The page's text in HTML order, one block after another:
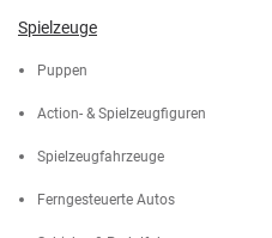
Wodka
Tequila
Weinbrand
Roller
Schwimmen
Jagdansitze & Tarnung
Spielhäuser
Trampoline
Sandkästen
Rutschen
Schaukeln
Spielzeuge
Puppen
Action- & Spielzeugfiguren
Spielzeugfahrzeuge
Ferngesteuerte Autos